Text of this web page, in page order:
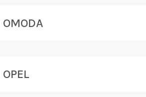
OMODA
OPEL